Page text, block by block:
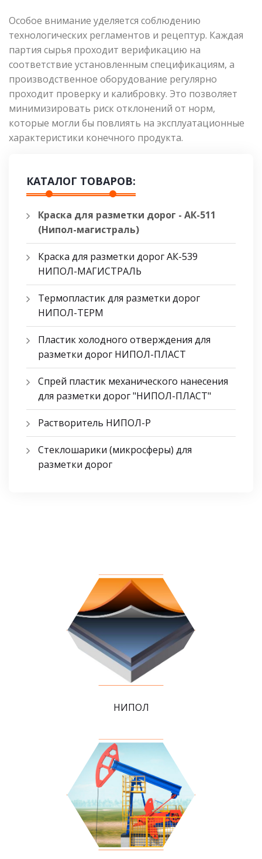
Особое внимание уделяется соблюдению
технологических регламентов и рецептур. Каждая
партия сырья проходит верификацию на
соответствие установленным спецификациям, а
производственное оборудование регулярно
проходит проверку и калибровку. Это позволяет
минимизировать риск отклонений от норм,
которые могли бы повлиять на эксплуатационные
характеристики конечного продукта.
КАТАЛОГ ТОВАРОВ:
Краска для разметки дорог - АК-511
(Нипол-магистраль)
Краска для разметки дорог АК-539
НИПОЛ-МАГИСТРАЛЬ
Термопластик для разметки дорог
НИПОЛ-ТЕРМ
Пластик холодного отверждения для
разметки дорог НИПОЛ-ПЛАСТ
Спрей пластик механического нанесения
для разметки дорог "НИПОЛ-ПЛАСТ"
Растворитель НИПОЛ-Р
Стеклошарики (микросферы) для
разметки дорог
НИПОЛ